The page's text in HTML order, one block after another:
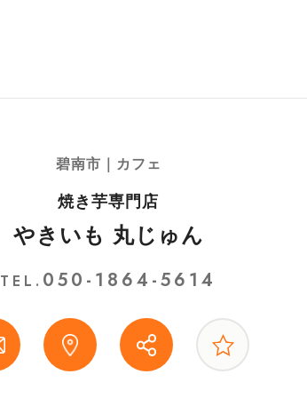
碧南市｜カフェ
焼き芋専門店
やきいも 丸じゅん
TEL. 050-1864-5614